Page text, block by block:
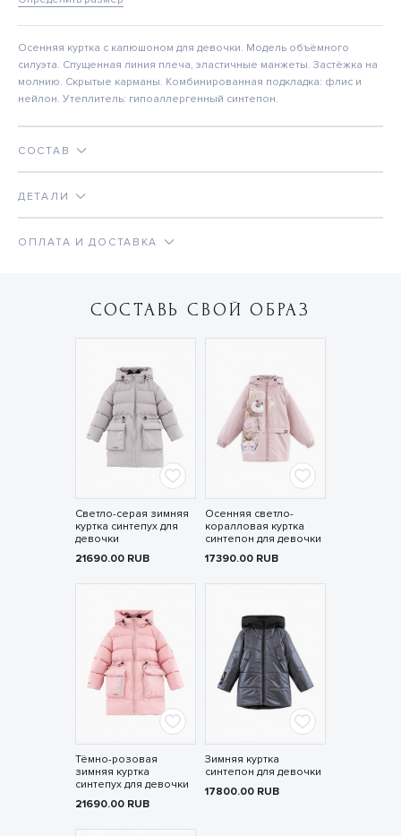
Осенняя куртка с капюшоном для девочки. Модель объёмного
силуэта. Спущенная линия плеча, эластичные манжеты. Застёжка на
молнию. Скрытые карманы. Комбинированная подкладка: флис и
нейлон. Утеплитель: гипоаллергенный синтепон.
СОСТАВ
ДЕТАЛИ
ОПЛАТА И ДОСТАВКА
СОСТАВЬ СВОЙ ОБРАЗ
Светло-серая зимняя
куртка синтепух для
девочки
21690.00 RUB
Осенняя светло-
коралловая куртка
синтепон для девочки
17390.00 RUB
Тёмно-розовая
зимняя куртка
синтепух для девочки
21690.00 RUB
Зимняя куртка
синтепон для девочки
17800.00 RUB